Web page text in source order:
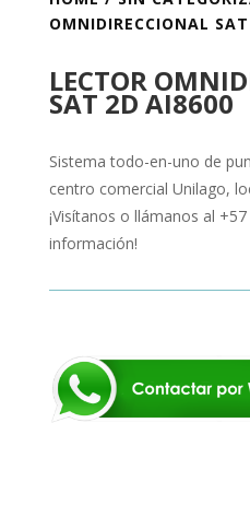
OMNIDIRECCIONAL
LECTOR
SAT 2D AI8600
Sistema todo-en-uno de
centro comercial Unilago,
¡Visítanos o llámanos al
información!